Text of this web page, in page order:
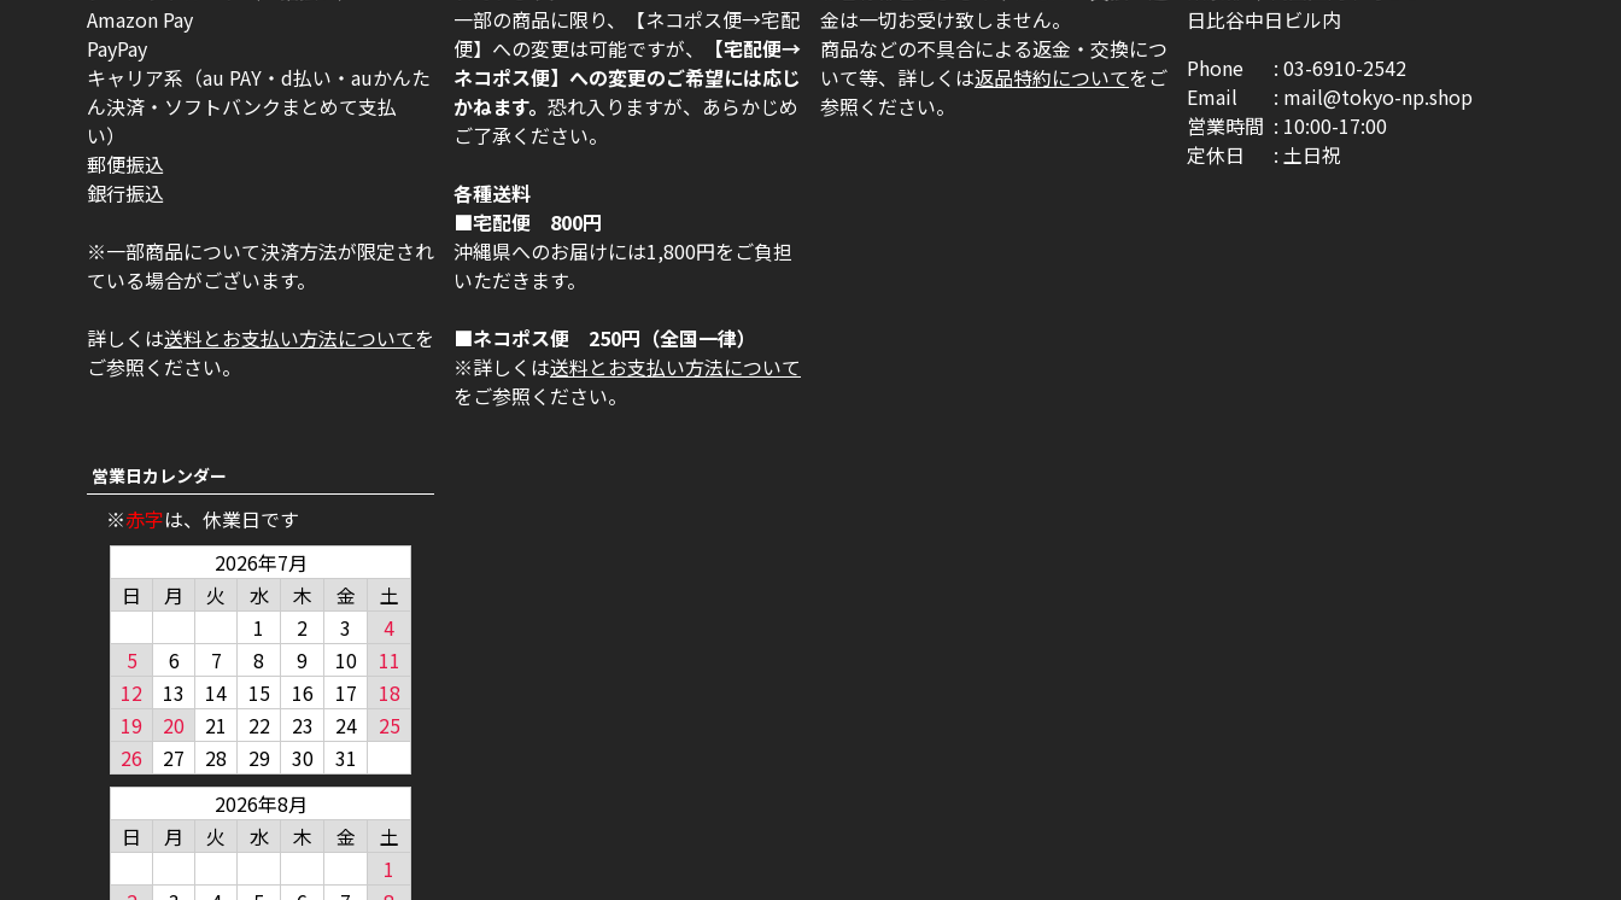
Amazon Pay
PayPay
キャリア系（au PAY・d払い・auかんた
ん決済・ソフトバンクまとめて支払
い）
郵便振込
銀行振込
※一部商品について決済方法が限定され
ている場合がございます。
詳しくは送料とお支払い方法についてを
ご参照ください。
一部の商品に限り、【ネコポス便→宅配
便】への変更は可能ですが、
【宅配便→
ネコポス便】への変更のご希望には応じ
かねます。 恐れ入りますが、あらかじめ
ご了承ください。
各種送料
■宅配便 800円
沖縄県へのお届けには1,800円をご負担
いただきます。
■ネコポス便 250円（全国一律）
※詳しくは送料とお支払い方法について
をご参照ください。
金は一切お受け致しません。
商品などの不具合による返金・交換につ
いて等、詳しくは返品特約についてをご
参照ください。
日比谷中日ビル内
Phone
03-6910-2542
Email
mail@tokyo-np.shop
営業時間
10:00-17:00
定休日
土日祝
営業日カレンダー
※赤字は、休業日です
2026年7月
日
月 火 水 木 金
土
1
2 3
4
5
6 7 8 9 10
11
12
13 14 15 16 17
18
19
20 21 22 23 24
25
26
27 28 29 30
31
2026年8月
日
月 火 水 木 金
土
1